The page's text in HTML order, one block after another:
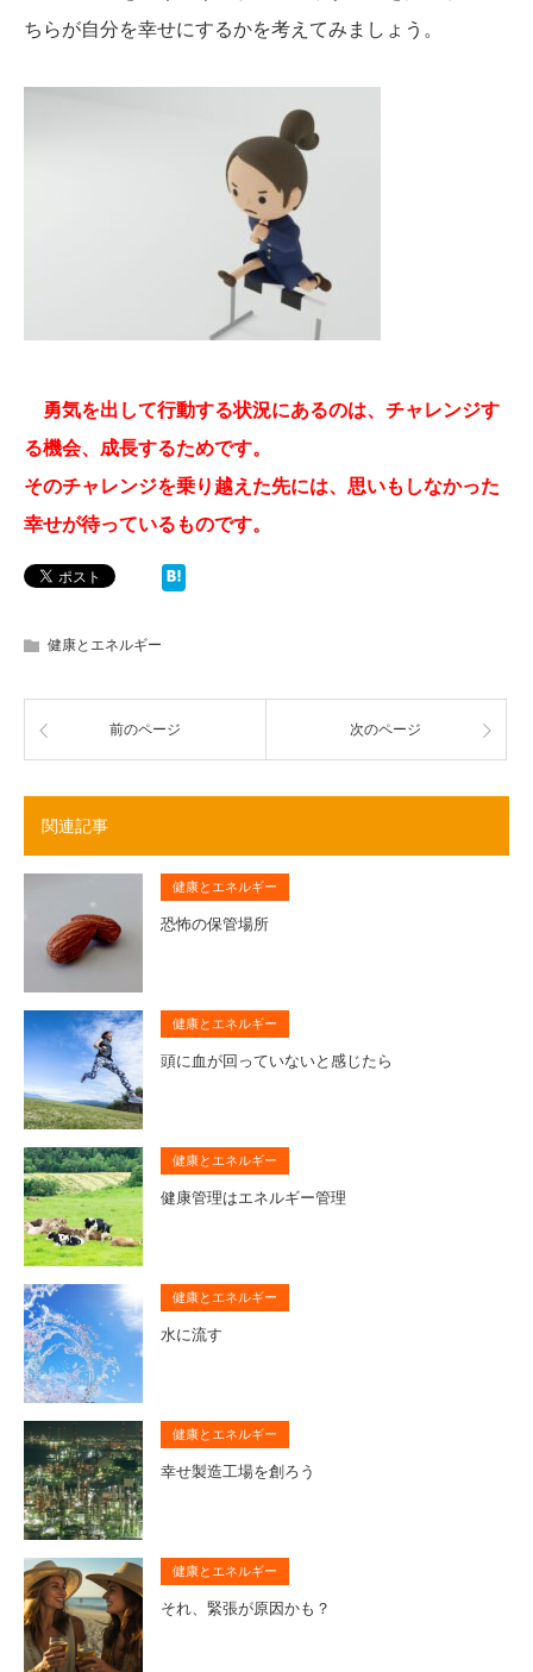
ちらが自分を幸せにするかを考えてみましょう。
勇気を出して行動する状況にあるのは、チャレンジす
る機会、成長するためです。
そのチャレンジを乗り越えた先には、思いもしなかった
幸せが待っているものです。
健康とエネルギー
前のページ 次のページ
関連記事
健康とエネルギー
恐怖の保管場所
健康とエネルギー
頭に血が回っていないと感じたら
健康とエネルギー
健康管理はエネルギー管理
健康とエネルギー
水に流す
健康とエネルギー
幸せ製造工場を創ろう
健康とエネルギー
それ、緊張が原因かも？